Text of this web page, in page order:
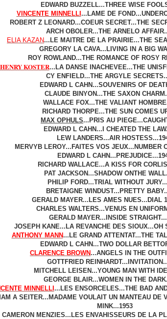
EDWARD BUZZELL...THREE WISE
VINCENTE MINNELLI ...LAME DE
ROBERT Z LEONARD...COEUR SECRET...THE
ARCH OBOLER...THE ARNELO
ELIA KAZAN...LE MAITRE DE LA PRAIRIE...THE
GREGORY LA CAVA...LIVING IN A BIG
ROY ROWLAND...THE ROMANCE OF ROSY
HENRY KOSTER...LA DANSE INACHEVEE...THE
CY ENFIELD...THE ARGYLE
EDWARD L CAHN...SOUVENIRS OF
CLAUDE BINYON...THE SAXON
WALLACE FOX...THE VALIANT
RICHARD THORPE...THE SUN COMES
MAX OPHULS...PRIS AU
EDWARD L CAHN...I CHEATED THE
LEW LANDERS...AIR
MERVYB LEROY...FAITES VOS JEUX...NUMBER
EDWARD L
RICHARD WALLACE...A KISS FOR
PAT JACKSON...SHADOW ONTHE
PHILIP FORD...TRIAL WITHOUT
BRETAIGNE WINDUST...PRETTY
GERALD MAYER...LES AMES NUES...DIAL
CHARLES WALTERS...VENUS EN
GERALD MAYER...INSIDE
JOSEPH KANE...LA REVANCHE DES SIOUX...OH
ANTHONY MANN...LE GRAND ATTENTAT...THE
EDWARD L CAHN...TWO DOLLAR
CLARENCE BROWN...ANGELS IN THE
GOTTFRIED
MITCHELL LEISEN...YOUNG MAN WITH
GEORGE BLAIR...WOMEN IN THE
MINNELLI ...LES ENSORCELES...THE BAD
A SEITER...MADAME VOULAIT UN MANTEAU DE
MINK...1953
MENZIES...LES ENVAHISSEURS DE LA